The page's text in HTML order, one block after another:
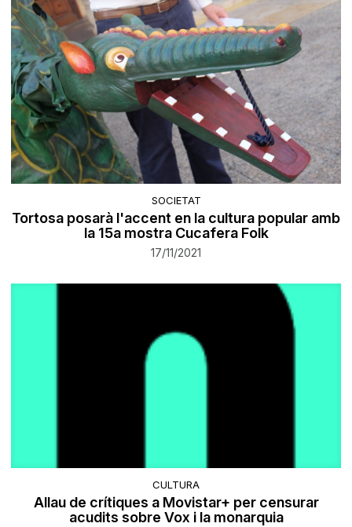
SOCIETAT
Tortosa posarà l'accent en la cultura popular amb
la 15a mostra Cucafera Folk
17/11/2021
CULTURA
Allau de crítiques a Movistar+ per censurar
acudits sobre Vox i la monarquia